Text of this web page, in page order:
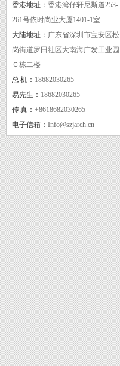
实用新型专利证书二
香港地址： 香港湾仔轩尼斯道253-
261号依时尚业大厦1401-1室
大陆地址： 广东省深圳市宝安区松
岗街道罗田社区大南海广发工业园
Ｃ栋二楼
总 机： 18682030265
易先生： 18682030265
传 真： +8618682030265
电子信箱： Info@szjarch.cn